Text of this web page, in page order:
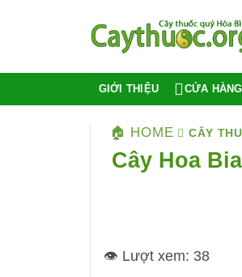
dung
GIỚI THIỆU CỬA HÀNG
🏠 HOME CÂY
Cây Hoa
👁️ Lượt xem: 38